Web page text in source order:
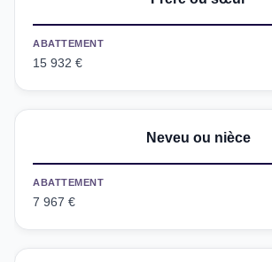
ABATTEMENT
15 932 €
Neveu ou nièce
ABATTEMENT
7 967 €